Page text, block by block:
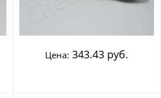
Цена: 343.43 руб.